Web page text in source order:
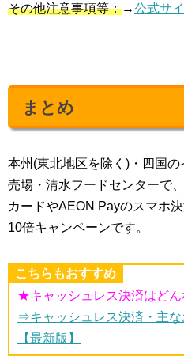
その他注意事項等：→公式サ
まとめ
本州(東北地区を除く)・四国
売場・清水フードセンターで
カードやAEON Payのスマホ
10倍キャンペーンです。
こちらもおすすめ
★キャッシュレス決済はどん
⇒キャッシュレス決済・主
【最新版】